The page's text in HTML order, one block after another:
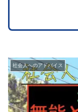
社会人へのアドバイス